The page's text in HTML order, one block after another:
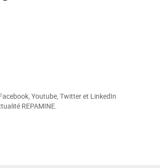
Youtube, Twitter et LinkedIn
REPAMINE.